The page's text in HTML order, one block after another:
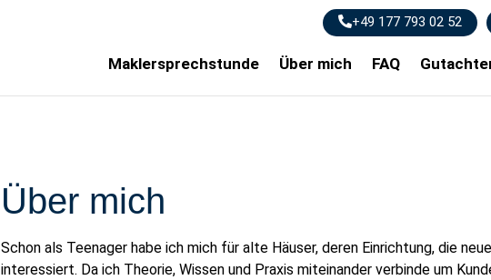
+49 177 793 02 52
Maklersprechstunde Über mich FAQ
Über mich
Schon als Teenager habe ich mich für alte Häuser, deren Einrichtung, die
interessiert. Da ich Theorie, Wissen und Praxis miteinander verbinde um